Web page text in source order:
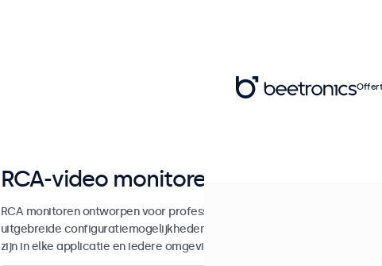
RCA-video monitoren van 7 tot 32
RCA monitoren ontworpen voor professionele toepassingen en continu
uitgebreide configuratiemogelijkheden en veelzijdige montageopties,
zijn in elke applicatie en iedere omgeving.